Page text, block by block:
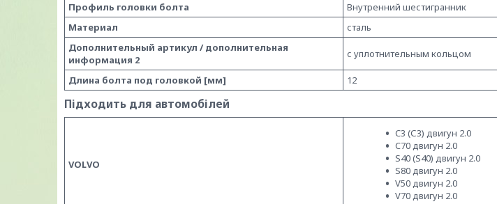
Профиль головки болта
Внутренний шестигранник
Материал
сталь
Дополнительный артикул / дополнительная
информация 2
с уплотнительным кольцом
Длина болта под головкой [мм] 12
Підходить для автомобілей
VOLVO
C3 (С3) двигун 2.0
C70 двигун 2.0
S40 (S40) двигун 2.0
S80 двигун 2.0
V50 двигун 2.0
V70 двигун 2.0